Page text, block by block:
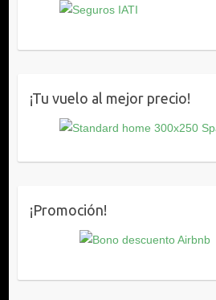
¡Tu vuelo al mejor precio!
¡Promoción!